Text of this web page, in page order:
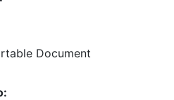
Document